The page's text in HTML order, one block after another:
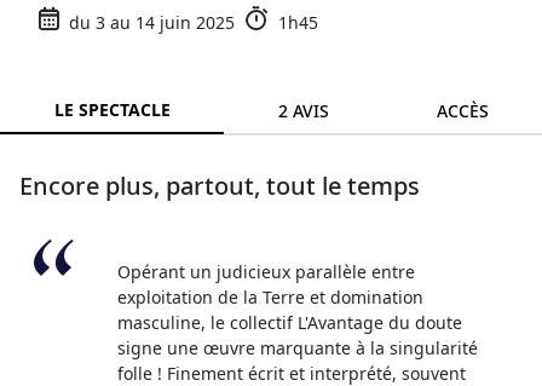
du 3 au 14 juin 2025 1h45
LE SPECTACLE 2 AVIS ACCÈS
Encore plus, partout, tout le temps
Opérant un judicieux parallèle entre
exploitation de la Terre et domination
masculine, le collectif L'Avantage du doute
signe une œuvre marquante à la singularité
folle ! Finement écrit et interprété, souvent